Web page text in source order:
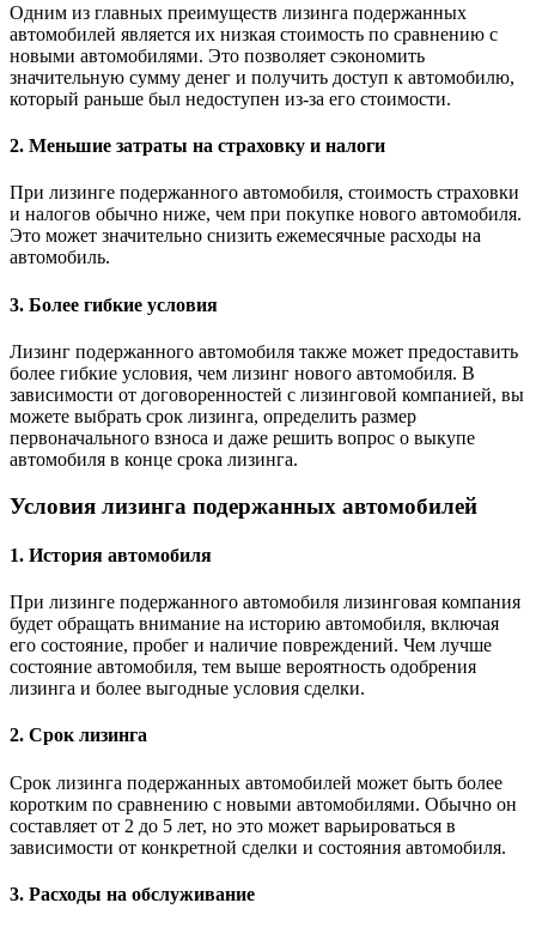
Одним из главных преимуществ лизинга подержанных
автомобилей является их низкая стоимость по сравнению с
новыми автомобилями. Это позволяет сэкономить
значительную сумму денег и получить доступ к автомобилю,
который раньше был недоступен из-за его стоимости.
2. Меньшие затраты на страховку и налоги
При лизинге подержанного автомобиля, стоимость страховки
и налогов обычно ниже, чем при покупке нового автомобиля.
Это может значительно снизить ежемесячные расходы на
автомобиль.
3. Более гибкие условия
Лизинг подержанного автомобиля также может предоставить
более гибкие условия, чем лизинг нового автомобиля. В
зависимости от договоренностей с лизинговой компанией, вы
можете выбрать срок лизинга, определить размер
первоначального взноса и даже решить вопрос о выкупе
автомобиля в конце срока лизинга.
Условия лизинга подержанных автомобилей
1. История автомобиля
При лизинге подержанного автомобиля лизинговая компания
будет обращать внимание на историю автомобиля, включая
его состояние, пробег и наличие повреждений. Чем лучше
состояние автомобиля, тем выше вероятность одобрения
лизинга и более выгодные условия сделки.
2. Срок лизинга
Срок лизинга подержанных автомобилей может быть более
коротким по сравнению с новыми автомобилями. Обычно он
составляет от 2 до 5 лет, но это может варьироваться в
зависимости от конкретной сделки и состояния автомобиля.
3. Расходы на обслуживание